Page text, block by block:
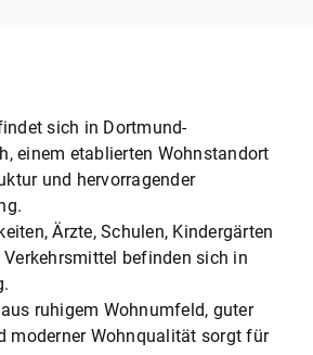
sich in Dortmund-
einem etablierten Wohnstandort
und hervorragender
Ärzte, Schulen, Kindergärten
befinden sich in
ruhigem Wohnumfeld, guter
moderner Wohnqualität sorgt für